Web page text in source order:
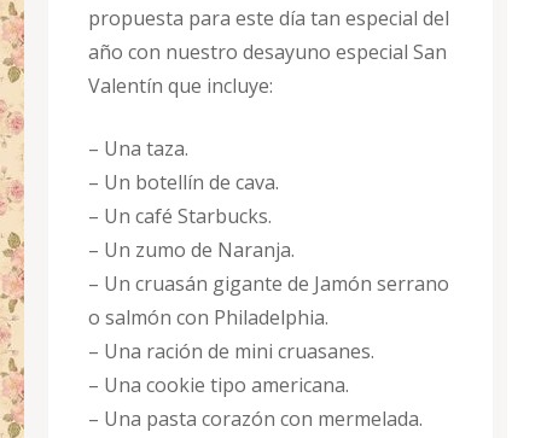
propuesta para este día tan especial del
año con nuestro desayuno especial San
Valentín que incluye:
– Una taza.
– Un botellín de cava.
– Un café Starbucks.
– Un zumo de Naranja.
– Un cruasán gigante de Jamón serrano
o salmón con Philadelphia.
– Una ración de mini cruasanes.
– Una cookie tipo americana.
– Una pasta corazón con mermelada.